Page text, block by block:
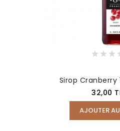
Sirop Cranberry
Prix
32,00
AJOUTER